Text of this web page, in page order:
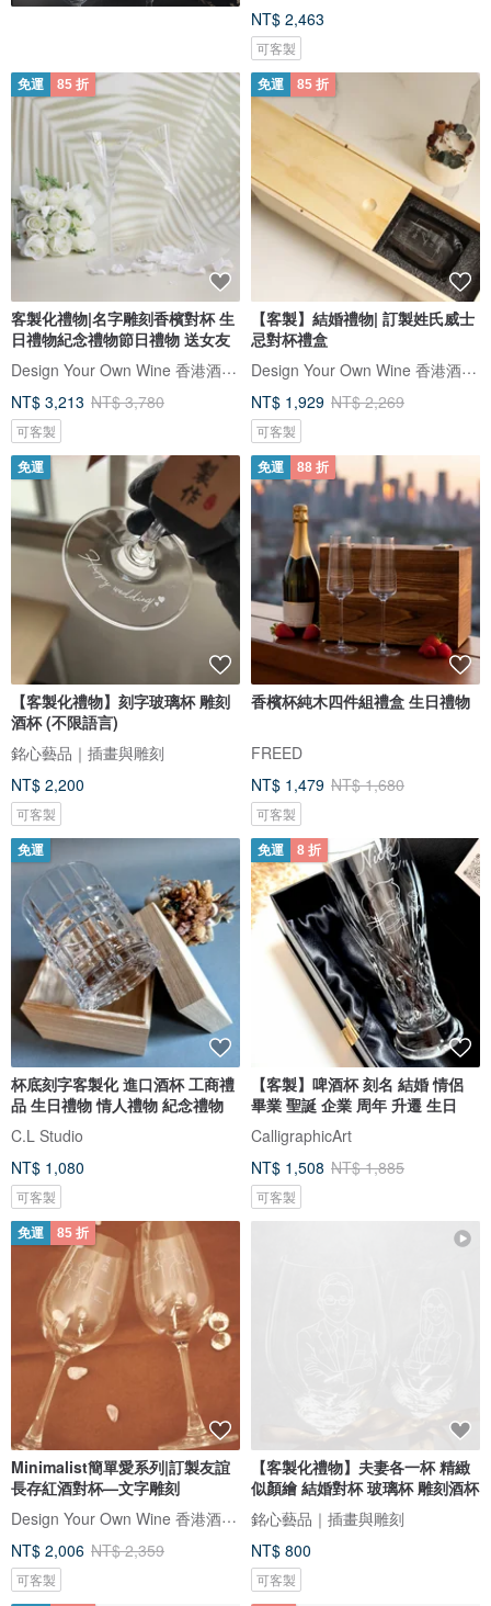
NT$ 2,463
可客製
免運 85 折
客製化禮物|名字雕刻香檳對杯 生
日禮物紀念禮物節日禮物 送女友
Design Your Own Wine 香港酒瓶雕刻禮品專門店
NT$ 3,213 NT$ 3,780
可客製
免運 85 折
【客製】結婚禮物| 訂製姓氏威士
忌對杯禮盒
Design Your Own Wine 香港酒瓶雕刻禮品專門店
NT$ 1,929 NT$ 2,269
可客製
免運
【客製化禮物】刻字玻璃杯 雕刻
酒杯 (不限語言)
銘心藝品｜插畫與雕刻
NT$ 2,200
可客製
免運 88 折
香檳杯純木四件組禮盒 生日禮物
FREED
NT$ 1,479 NT$ 1,680
可客製
免運
杯底刻字客製化 進口酒杯 工商禮
品 生日禮物 情人禮物 紀念禮物
C.L Studio
NT$ 1,080
可客製
免運 8 折
【客製】啤酒杯 刻名 結婚 情侶
畢業 聖誕 企業 周年 升遷 生日
CalligraphicArt
NT$ 1,508 NT$ 1,885
可客製
免運 85 折
Minimalist簡單愛系列|訂製友誼
長存紅酒對杯—文字雕刻
Design Your Own Wine 香港酒瓶雕刻禮品專門店
NT$ 2,006 NT$ 2,359
可客製
【客製化禮物】夫妻各一杯 精緻
似顏繪 結婚對杯 玻璃杯 雕刻酒杯
銘心藝品｜插畫與雕刻
NT$ 800
可客製